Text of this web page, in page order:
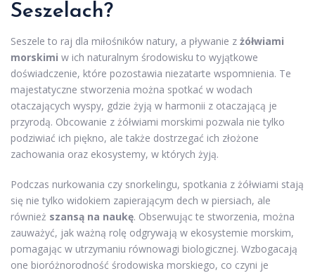
Seszelach?
Seszele to raj dla miłośników natury, a pływanie z żółwiami
morskimi w ich naturalnym środowisku to wyjątkowe
doświadczenie, które pozostawia niezatarte wspomnienia. Te
majestatyczne stworzenia można spotkać w wodach
otaczających wyspy, gdzie żyją w harmonii z otaczającą je
przyrodą. Obcowanie z żółwiami morskimi pozwala nie tylko
podziwiać ich piękno, ale także dostrzegać ich złożone
zachowania oraz ekosystemy, w których żyją.
Podczas nurkowania czy snorkelingu, spotkania z żółwiami stają
się nie tylko widokiem zapierającym dech w piersiach, ale
również szansą na naukę. Obserwując te stworzenia, można
zauważyć, jak ważną rolę odgrywają w ekosystemie morskim,
pomagając w utrzymaniu równowagi biologicznej. Wzbogacają
one bioróżnorodność środowiska morskiego, co czyni je